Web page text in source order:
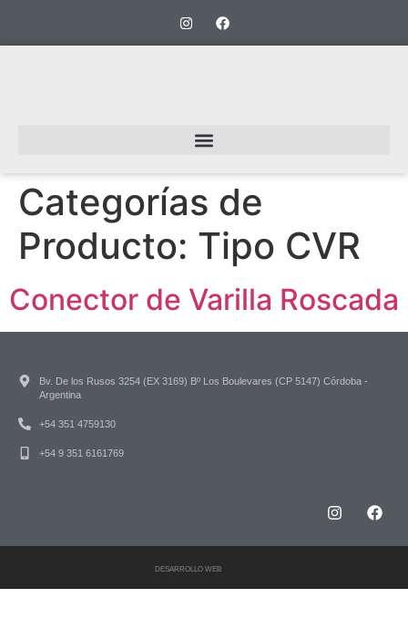
Categorías de
Producto: Tipo CVR
Conector de Varilla Roscada
Bv. De los Rusos 3254 (EX 3169) Bº Los Boulevares (CP 5147) Córdoba -
Argentina
+54 351 4759130
+54 9 351 6161769
DESARROLLO WEB